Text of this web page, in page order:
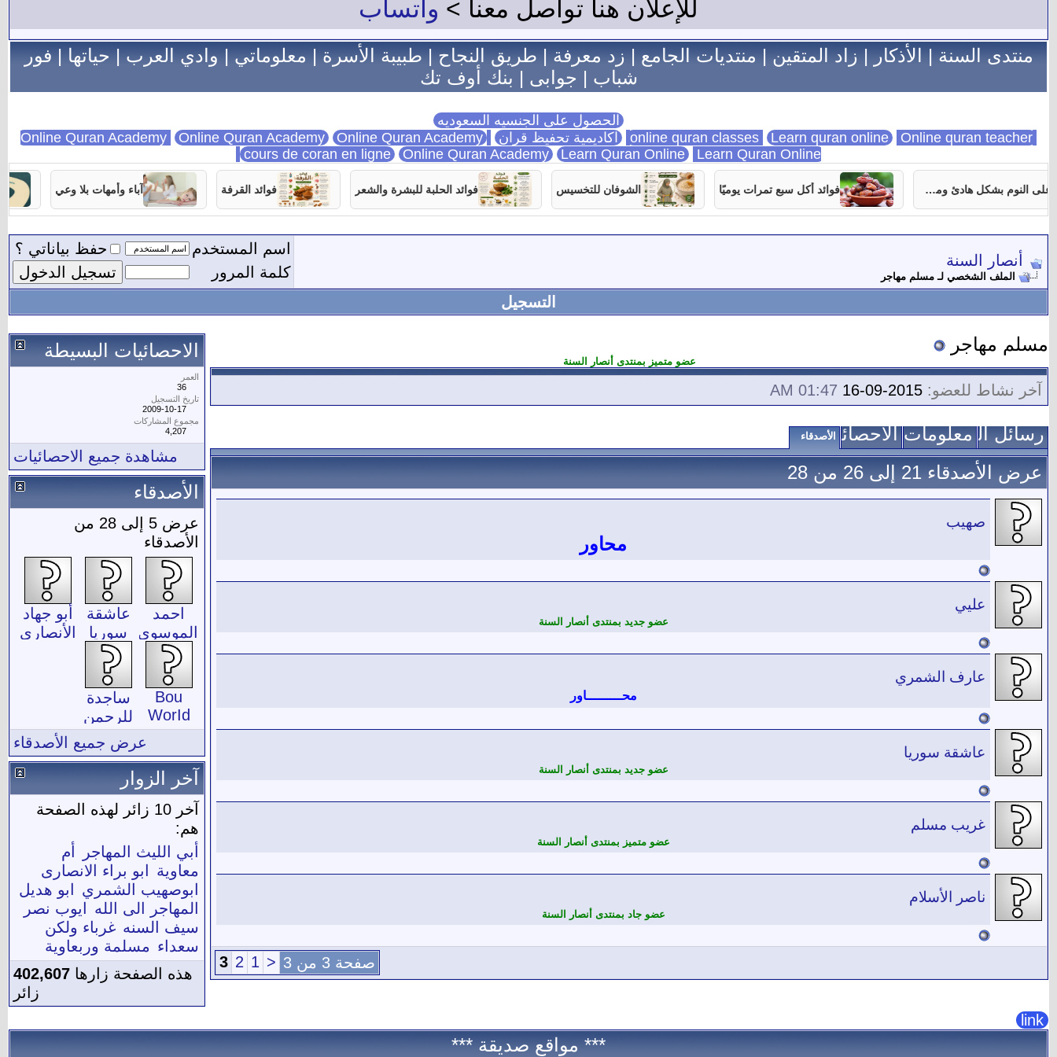
للإعلان هنا تواصل معنا > واتساب
منتدى السنة|الأذكار|زاد المتقين|منتديات الجامع|زد معرفة|طريق النجاح|طبيبة الأسرة|معلوماتي|وادي العرب|حياتها|فور
شباب | جوابى | بنك أوف تك
الحصول على الجنسيه السعوديه
Learn quran online Online quran teacher اكاديمية تحفيظ قران Online Quran Academy Online Quran Academy
cours de coran en ligne Online Quran Academy Learn Quran Online Learn Quran Online
آباء وأمهات بلا وعي فوائد القرفة فوائد الحلبة للبشرة والشعر الشوفان للتخسيس فوائد أكل سبع تمرات يوميًا 7 نصائح تساعدك على النوم بشكل هادئ ومستمر
أنصار السنة
الملف الشخصي لـ مسلم مهاجر
اسم المستخدم
حفظ بياناتي ؟
كلمة المرور
التسجيل
مسلم مهاجر
عضو متميز بمنتدى أنصار السنة
آخر نشاط للعضو: 01:47 AM
رسائل الزوارمعلومات عنيالاحصائيات
الأصدقاء
عرض الأصدقاء 21 إلى 26 من 28
صهيب
محاور
عليي
عضو جديد بمنتدى أنصار السنة
عارف الشمري
محـــــــــاور
عاشقة سوريا
عضو جديد بمنتدى أنصار السنة
غريب مسلم
عضو متميز بمنتدى أنصار السنة
ناصر الأسلام
عضو جاد بمنتدى أنصار السنة
صفحة 3 من 3 <
1
2
3
الاحصائيات البسيطة
العمر
36
تاريخ التسجيل
2009-10-17
مجموع المشاركات
4,207
مشاهدة جميع الاحصائيات
الأصدقاء
عرض 5 إلى 28 من
الأصدقاء
احمد
الموسوي
عاشقة
سوريا
أبو جهاد
الأنصاري
Bou
WorId
ساجدة
للرحمن
عرض جميع الأصدقاء
آخر الزوار
آخر 10 زائر لهذه الصفحة
هم:
أبي الليث المهاجر
أم
معاوية
ابو براء الانصارى
ابوصهيب الشمري
ابو هديل
المهاجر الى الله
ايوب نصر
سيف السنه غرباء ولكن
سعداء مسلمة وربعاوية
هذه الصفحة زارها 402,607
زائر
link
*** مواقع صديقة ***